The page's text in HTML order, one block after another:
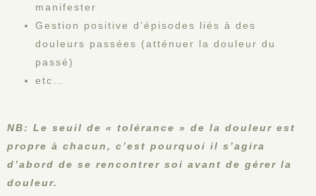
manifester
Gestion positive d’épisodes liés à des
douleurs passées (atténuer la douleur du
passé)
etc…
NB: Le seuil de « tolérance » de la douleur est
propre à chacun, c’est pourquoi il s’agira
d’abord de se rencontrer soi avant de gérer la
douleur.